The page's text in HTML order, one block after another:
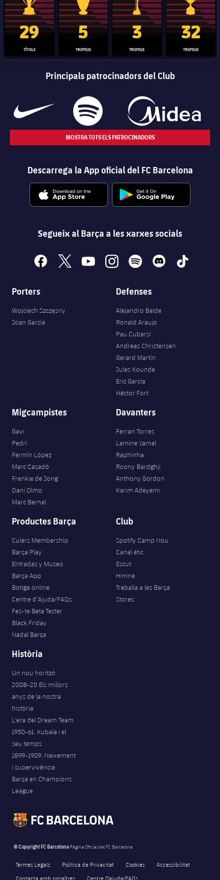
Trofeu de la Liga
29
TÍTOLS
Trofeu de la Lliga de Campions
5
TROFEUS
Trofeu del Mundial de Clubs
3
TROFEUS
Copa del
32
TROFEUS
Principals patrocinadors del Club
MOSTRA TOTS ELS PATROCINADORS
Descarrega la App oficial del FC Barcelona
Segueix al Barça a les xarxes socials
facebook
x youtubeinstagramspotify discord tiktok
Porters
Wojciech Szczęsny
Joan Garcia
Defenses
Alejandro Balde
Ronald Araujo
Pau Cubarsí
Andreas Christensen
Gerard Martín
Jules Kounde
Eric García
Héctor Fort
Migcampistes
Gavi
Pedri
Fermín López
Marc Casadó
Frenkie de Jong
Dani Olmo
Marc Bernal
Davanters
Ferran Torres
Lamine Yamal
Raphinha
Roony Bardghji
Anthony Gordon
Karim Adeyemi
Productes Barça
Culers Membership
Barça Play
Entradas y Museo
Barça App
Botiga online
Centre d’Ajuda/FAQs
Fes-te Beta Tester
Black Friday
Nadal Barça
Club
Spotify Camp Nou
Canal ètic
Escut
Himne
Treballa a les Barça
Stores
Història
Un nou horitzó
2008-20 Els millors
anys de la nostra
història
L'era del Dream Team
1950-61. Kubala i el
seu temps
1899-1909. Naixement
i supervivència
Barça en Champions
League
© Copyright FC Barcelona Pàgina Oficial del FC Barcelona
Termes Legals Política de Privacitat Cookies
Accessibilitat
Contacta amb nosaltres
Centre D’ajuda/FAQs